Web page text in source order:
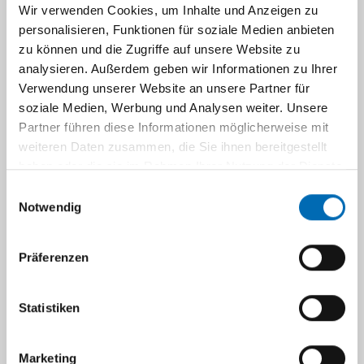
Wir verwenden Cookies, um Inhalte und Anzeigen zu
personalisieren, Funktionen für soziale Medien anbieten
zu können und die Zugriffe auf unsere Website zu
analysieren. Außerdem geben wir Informationen zu Ihrer
Verwendung unserer Website an unsere Partner für
soziale Medien, Werbung und Analysen weiter. Unsere
Partner führen diese Informationen möglicherweise mit
weiteren Daten zusammen, die Sie ihnen bereitgestellt
haben oder die sie im Rahmen Ihrer Nutzung der Dienste
Notwendig
Präferenzen
Statistiken
Marketing
Links
Gesellschaften
Deutsche Gesellschaft für Toxikologie
Gesellschaft für Toxikologische und
Gesellschaft für Umwelt- Mutationsforschung
Society of Toxicology